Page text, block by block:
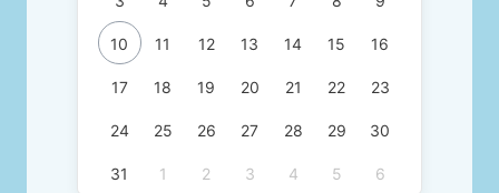
10 11 12 13 14 15 16
17 18 19 20 21 22 23
24 25 26 27 28 29 30
31 1 2 3 4 5 6